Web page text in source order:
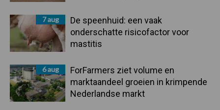
7 aug
De speenhuid: een vaak
onderschatte risicofactor voor
mastitis
6 aug
ForFarmers ziet volume en
marktaandeel groeien in krimpende
Nederlandse markt